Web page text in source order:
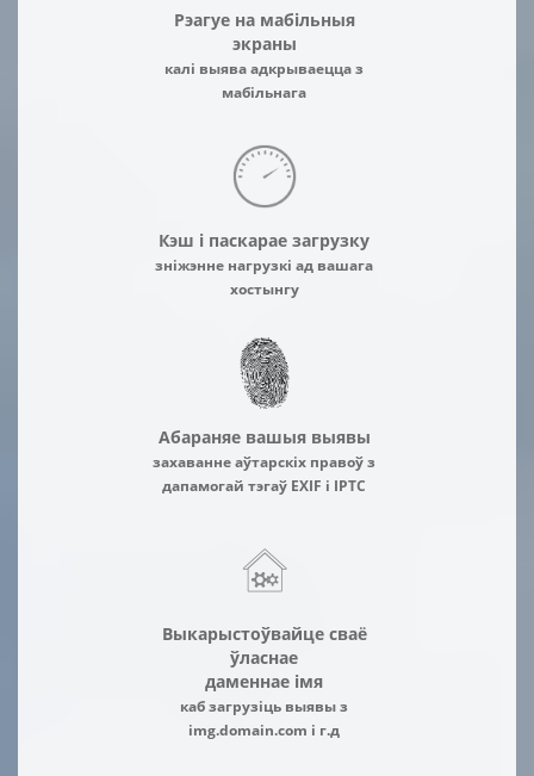
Рэагуе на мабільныя
экраны
калі выява адкрываецца з
мабільнага
Кэш і паскарае загрузку
зніжэнне нагрузкі ад вашага
хостынгу
Абараняе вашыя выявы
захаванне аўтарскіх правоў з
дапамогай тэгаў EXIF і IPTC
Выкарыстоўвайце сваё
ўласнае
даменнае імя
каб загрузіць выявы з
img.domain.com і г.д